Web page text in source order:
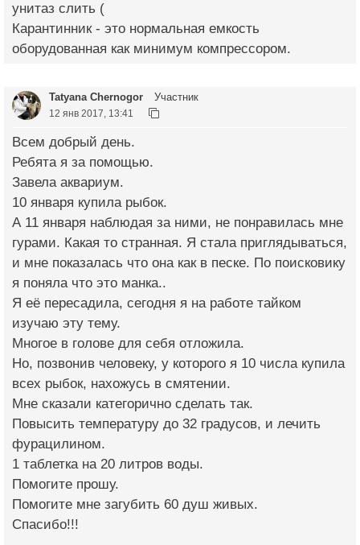
унитаз слить (
Карантинник - это нормальная емкость
оборудованная как минимум компрессором.
Tatyana Chernogor Участник
12 янв 2017, 13:41
Всем добрый день.
Ребята я за помощью.
Завела аквариум.
10 января купила рыбок.
А 11 января наблюдая за ними, не понравилась мне
гурами. Какая то странная. Я стала приглядываться,
и мне показалась что она как в песке. По поисковику
я поняла что это манка..
Я её пересадила, сегодня я на работе тайком
изучаю эту тему.
Многое в голове для себя отложила.
Но, позвонив человеку, у которого я 10 числа купила
всех рыбок, нахожусь в смятении.
Мне сказали категорично сделать так.
Повысить температуру до 32 градусов, и лечить
фурацилином.
1 таблетка на 20 литров воды.
Помогите прошу.
Помогите мне загубить 60 душ живых.
Спасибо!!!